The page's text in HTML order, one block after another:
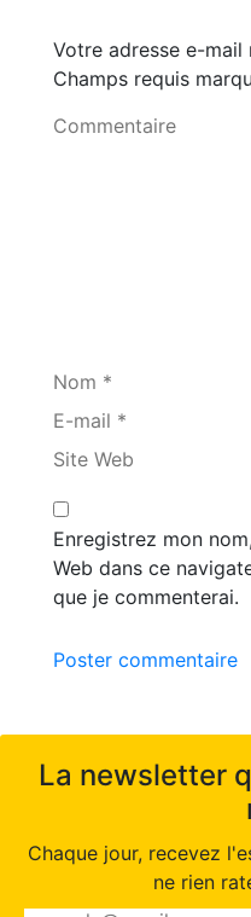
Votre adresse e-mail
Champs requis
Commentaire
Nom *
E-mail *
Site Web
Enregistrez mon
Web dans ce
que je commenterai.
Poster commentaire
La newsletter
Chaque jour, recevez
ne rien